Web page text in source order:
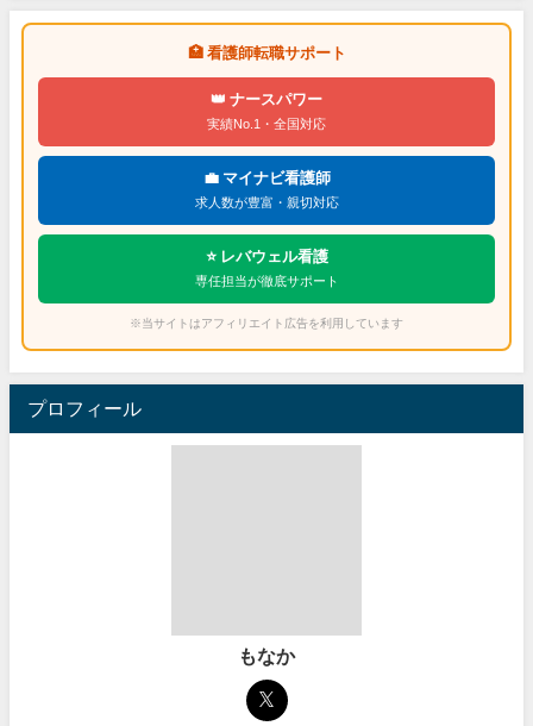
🏥 看護師転職サポート
👑 ナースパワー
実績No.1・全国対応
💼 マイナビ看護師
求人数が豊富・親切対応
⭐ レバウェル看護
専任担当が徹底サポート
※当サイトはアフィリエイト広告を利用しています
プロフィール
もなか